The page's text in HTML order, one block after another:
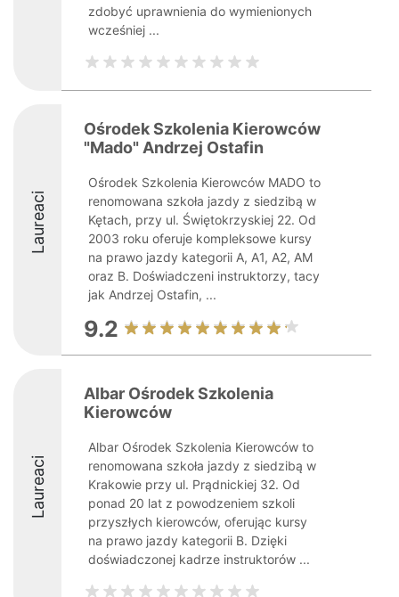
zdobyć uprawnienia do wymienionych
wcześniej ...
Laureaci
Ośrodek Szkolenia Kierowców
"Mado" Andrzej Ostafin
Ośrodek Szkolenia Kierowców MADO to
renomowana szkoła jazdy z siedzibą w
Kętach, przy ul. Świętokrzyskiej 22. Od
2003 roku oferuje kompleksowe kursy
na prawo jazdy kategorii A, A1, A2, AM
oraz B. Doświadczeni instruktorzy, tacy
jak Andrzej Ostafin, ...
9.2
Laureaci
Albar Ośrodek Szkolenia
Kierowców
Albar Ośrodek Szkolenia Kierowców to
renomowana szkoła jazdy z siedzibą w
Krakowie przy ul. Prądnickiej 32. Od
ponad 20 lat z powodzeniem szkoli
przyszłych kierowców, oferując kursy
na prawo jazdy kategorii B. Dzięki
doświadczonej kadrze instruktorów ...